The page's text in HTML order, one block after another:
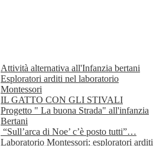
Attività alternativa all'Infanzia bertani
Esploratori arditi nel laboratorio
Montessori
IL GATTO CON GLI STIVALI
Progetto " La buona Strada" all'infanzia
Bertani
“Sull’arca di Noe’ c’è posto tutti”…
Laboratorio Montessori: esploratori arditi